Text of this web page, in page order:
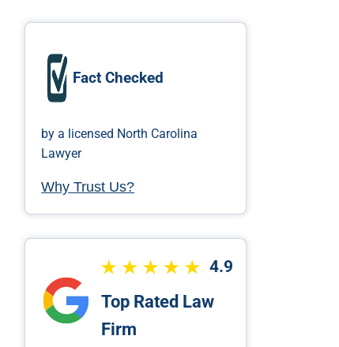
Fact Checked
by a licensed North Carolina
Lawyer
Why Trust Us?
4.9
Top Rated Law
Firm